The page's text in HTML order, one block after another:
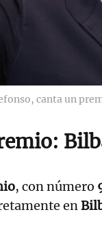
canta un
, con número
en